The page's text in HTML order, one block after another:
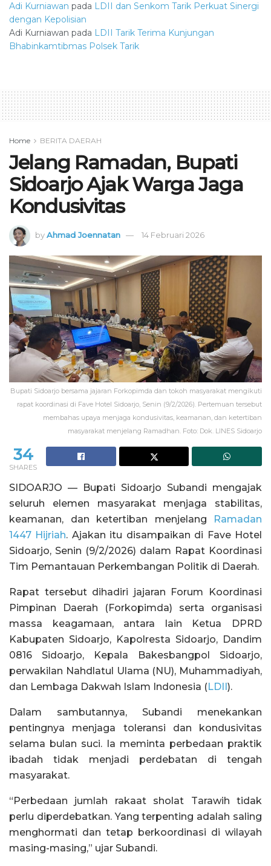
Adi Kurniawan pada LDII dan Senkom Tarik Perkuat Sinergi
dengan Kepolisian
Adi Kurniawan pada LDII Tarik Terima Kunjungan
Bhabinkamtibmas Polsek Tarik
Home BERITA DAERAH
Jelang Ramadan, Bupati
Sidoarjo Ajak Warga Jaga
Kondusivitas
byAhmad Joennatan 14 Februari 2026
Bupati Sidoarjo bersama jajaran Forkopimda dan tokoh masyarakat mengikuti
rapat koordinasi di Fave Hotel Sidoarjo, Senin (9/2/2026). Pertemuan tersebut
membahas upaya menjaga kondusivitas, keamanan, dan ketertiban
masyarakat menjelang Ramadhan. Foto: Dok. LINES Sidoarjo
34
SHARES
SIDOARJO — Bupati Sidoarjo Subandi mengajak
seluruh elemen masyarakat menjaga stabilitas,
keamanan, dan ketertiban menjelang
Ramadan
1447 Hijriah. Ajakan itu disampaikan di Fave Hotel
Sidoarjo, Senin (9/2/2026) dalam Rapat Koordinasi
Tim Pemantauan Perkembangan Politik di Daerah.
Rapat tersebut dihadiri jajaran Forum Koordinasi
Pimpinan Daerah (Forkopimda) serta organisasi
massa keagamaan, antara lain Ketua DPRD
Kabupaten Sidoarjo, Kapolresta Sidoarjo, Dandim
0816 Sidoarjo, Kepala Bakesbangpol Sidoarjo,
perwakilan Nahdlatul Ulama (NU), Muhammadiyah,
dan Lembaga Dakwah Islam Indonesia (LDII).
Dalam sambutannya, Subandi menekankan
pentingnya menjaga toleransi dan kondusivitas
selama bulan suci. Ia meminta perbedaan praktik
ibadah tidak menjadi perdebatan di tengah
masyarakat.
“Perbedaan jumlah rakaat sholat Tarawih tidak
perlu diperdebatkan. Yang terpenting adalah saling
menghormati dan tetap berkoordinasi di wilayah
masing-masing,” ujar Subandi.